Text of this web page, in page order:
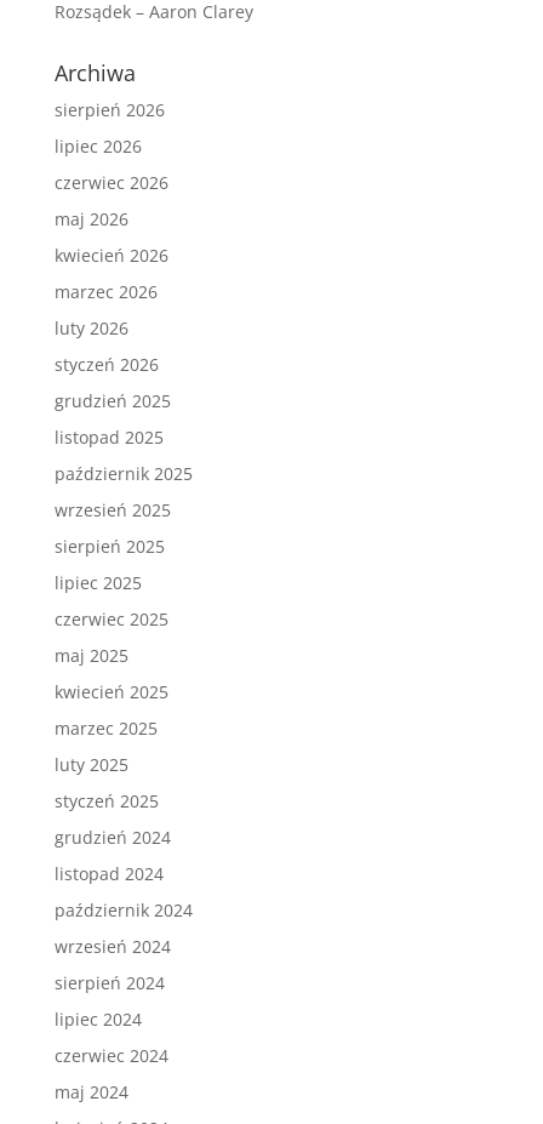
Rozsądek – Aaron Clarey
Archiwa
sierpień 2026
lipiec 2026
czerwiec 2026
maj 2026
kwiecień 2026
marzec 2026
luty 2026
styczeń 2026
grudzień 2025
listopad 2025
październik 2025
wrzesień 2025
sierpień 2025
lipiec 2025
czerwiec 2025
maj 2025
kwiecień 2025
marzec 2025
luty 2025
styczeń 2025
grudzień 2024
listopad 2024
październik 2024
wrzesień 2024
sierpień 2024
lipiec 2024
czerwiec 2024
maj 2024